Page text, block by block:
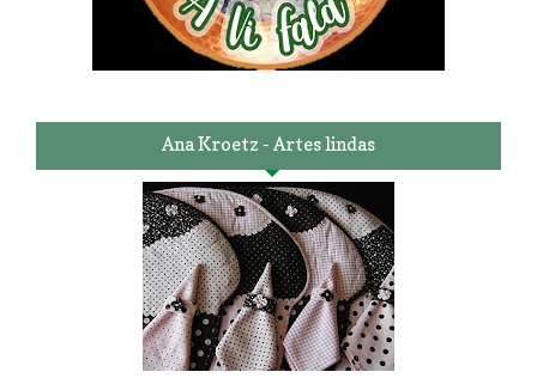
Ana Kroetz - Artes lindas